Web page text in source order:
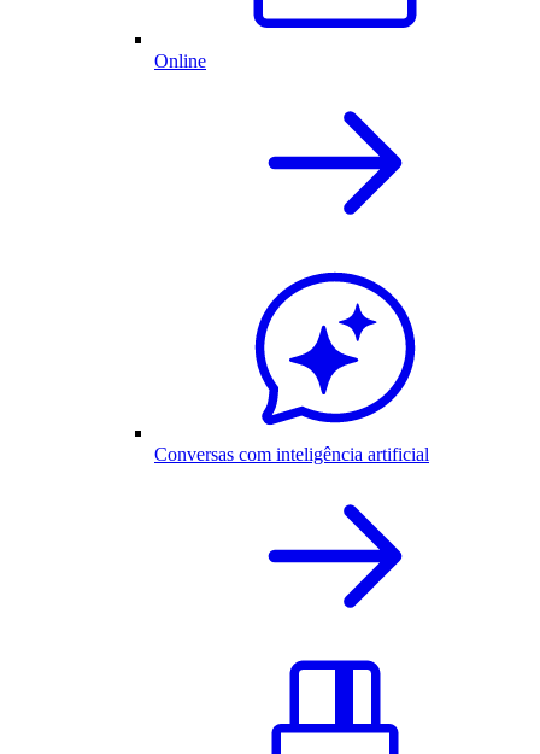
Online
Conversas com inteligência artificial